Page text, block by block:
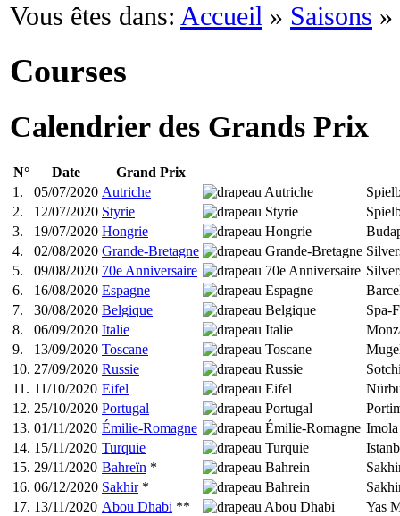
Vous êtes dans: Accueil » Saisons »
Courses
Calendrier des Grands Prix
N° Date
Grand Prix
1.
05/07/2020 Autriche
2.
12/07/2020 Styrie
3.
19/07/2020 Hongrie
4.
02/08/2020 Grande-Bretagne
5.
09/08/2020 70e Anniversaire
6.
16/08/2020 Espagne
7.
30/08/2020 Belgique
Spa-
8.
06/09/2020 Italie
9.
13/09/2020 Toscane
10. 27/09/2020 Russie
11. 11/10/2020 Eifel
12. 25/10/2020 Portugal
13. 01/11/2020 Émilie-Romagne
Imola
14. 15/11/2020 Turquie
15. 29/11/2020 Bahreïn *
16. 06/12/2020 Sakhir*
17. 13/11/2020 Abou Dhabi ** Yas